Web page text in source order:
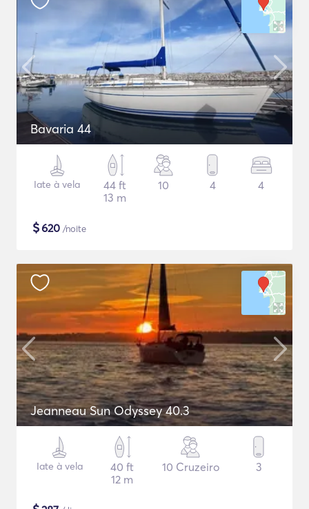
Bavaria 44
Iate à vela
44 ft
13 m
10 4 4
$620 /noite
Jeanneau Sun Odyssey 40.3
Iate à vela
40 ft
12 m
10 Cruzeiro 3